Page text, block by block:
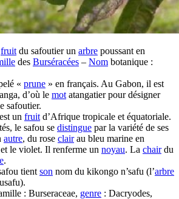
fruit du safoutier un arbre poussant en
des Burséracées – Nom botanique :
« prune » en français. Au Gabon, il est
d’où le mot atangatier pour désigner
safoutier.
un fruit d’Afrique tropicale et équatoriale.
le safou se distingue par la variété de ses
autre, du rose clairau bleu marine en
le violet. Il renferme un noyau. La chairdu
.
tient son nom du kikongo n’safu (l’arbre
: Burseraceae, genre : Dacryodes,